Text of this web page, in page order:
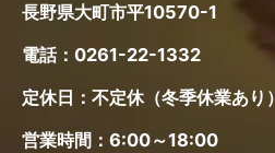
長野県大町市平10570-1
電話： 0261-22-1332
定休日：不定休（冬季休業あり）
営業時間：6:00～18:00